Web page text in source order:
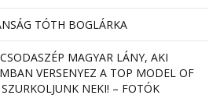
TÓTH BOGLÁRKA
MAGYAR LÁNY, AKI
VERSENYEZ A TOP MODEL OF
NEKI! – FOTÓK